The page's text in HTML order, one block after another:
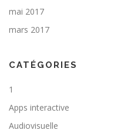
mai 2017
mars 2017
CATÉGORIES
1
Apps interactive
Audiovisuelle